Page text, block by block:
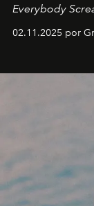
Everybody
fechas en
02.11.2025 por